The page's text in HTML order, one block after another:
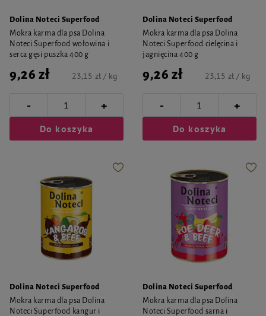
Dolina Noteci Superfood
Mokra karma dla psa Dolina
Noteci Superfood wołowina i
serca gęsi puszka 400 g
9,26 zł 23,15 zł / kg
- +
Do koszyka
Dolina Noteci Superfood
Mokra karma dla psa Dolina
Noteci Superfood cielęcina i
jagnięcina 400 g
9,26 zł 23,15 zł / kg
- +
Do koszyka
Dolina Noteci Superfood
Mokra karma dla psa Dolina
Noteci Superfood kangur i
Dolina Noteci Superfood
Mokra karma dla psa Dolina
Noteci Superfood sarna i